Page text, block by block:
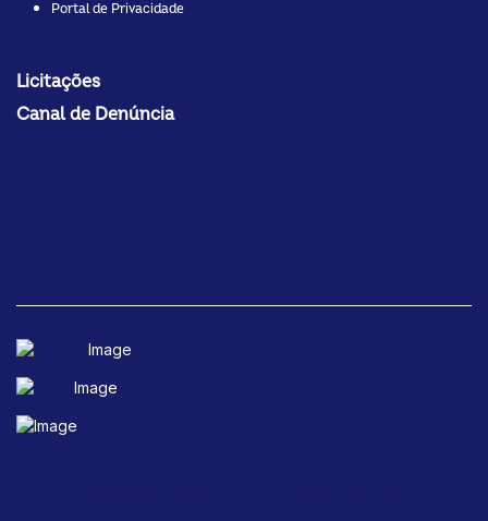
Portal de Privacidade
Licitações
Canal de Denúncia